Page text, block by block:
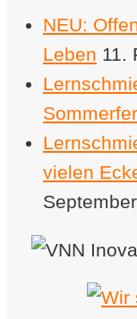
NEU:
Leben 11.
vielen